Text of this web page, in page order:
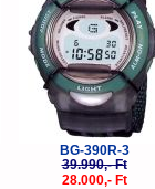
BG-390R-3
39.990,- Ft
28.000,- Ft